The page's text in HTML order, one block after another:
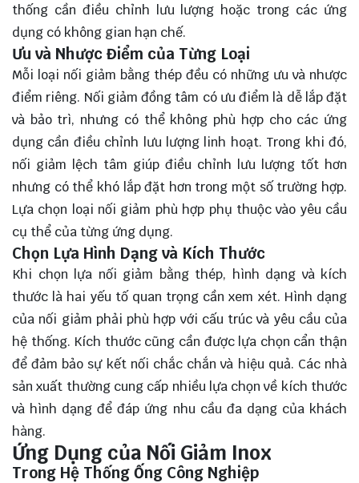
thống cần điều chỉnh lưu lượng hoặc trong các ứng
dụng có không gian hạn chế.
Ưu và Nhược Điểm của Từng Loại
Mỗi loại nối giảm bằng thép đều có những ưu và nhược
điểm riêng. Nối giảm đồng tâm có ưu điểm là dễ lắp đặt
và bảo trì, nhưng có thể không phù hợp cho các ứng
dụng cần điều chỉnh lưu lượng linh hoạt. Trong khi đó,
nối giảm lệch tâm giúp điều chỉnh lưu lượng tốt hơn
nhưng có thể khó lắp đặt hơn trong một số trường hợp.
Lựa chọn loại nối giảm phù hợp phụ thuộc vào yêu cầu
cụ thể của từng ứng dụng.
Chọn Lựa Hình Dạng và Kích Thước
Khi chọn lựa nối giảm bằng thép, hình dạng và kích
thước là hai yếu tố quan trọng cần xem xét. Hình dạng
của nối giảm phải phù hợp với cấu trúc và yêu cầu của
hệ thống. Kích thước cũng cần được lựa chọn cẩn thận
để đảm bảo sự kết nối chắc chắn và hiệu quả. Các nhà
sản xuất thường cung cấp nhiều lựa chọn về kích thước
và hình dạng để đáp ứng nhu cầu đa dạng của khách
hàng.
Ứng Dụng của Nối Giảm Inox
Trong Hệ Thống Ống Công Nghiệp